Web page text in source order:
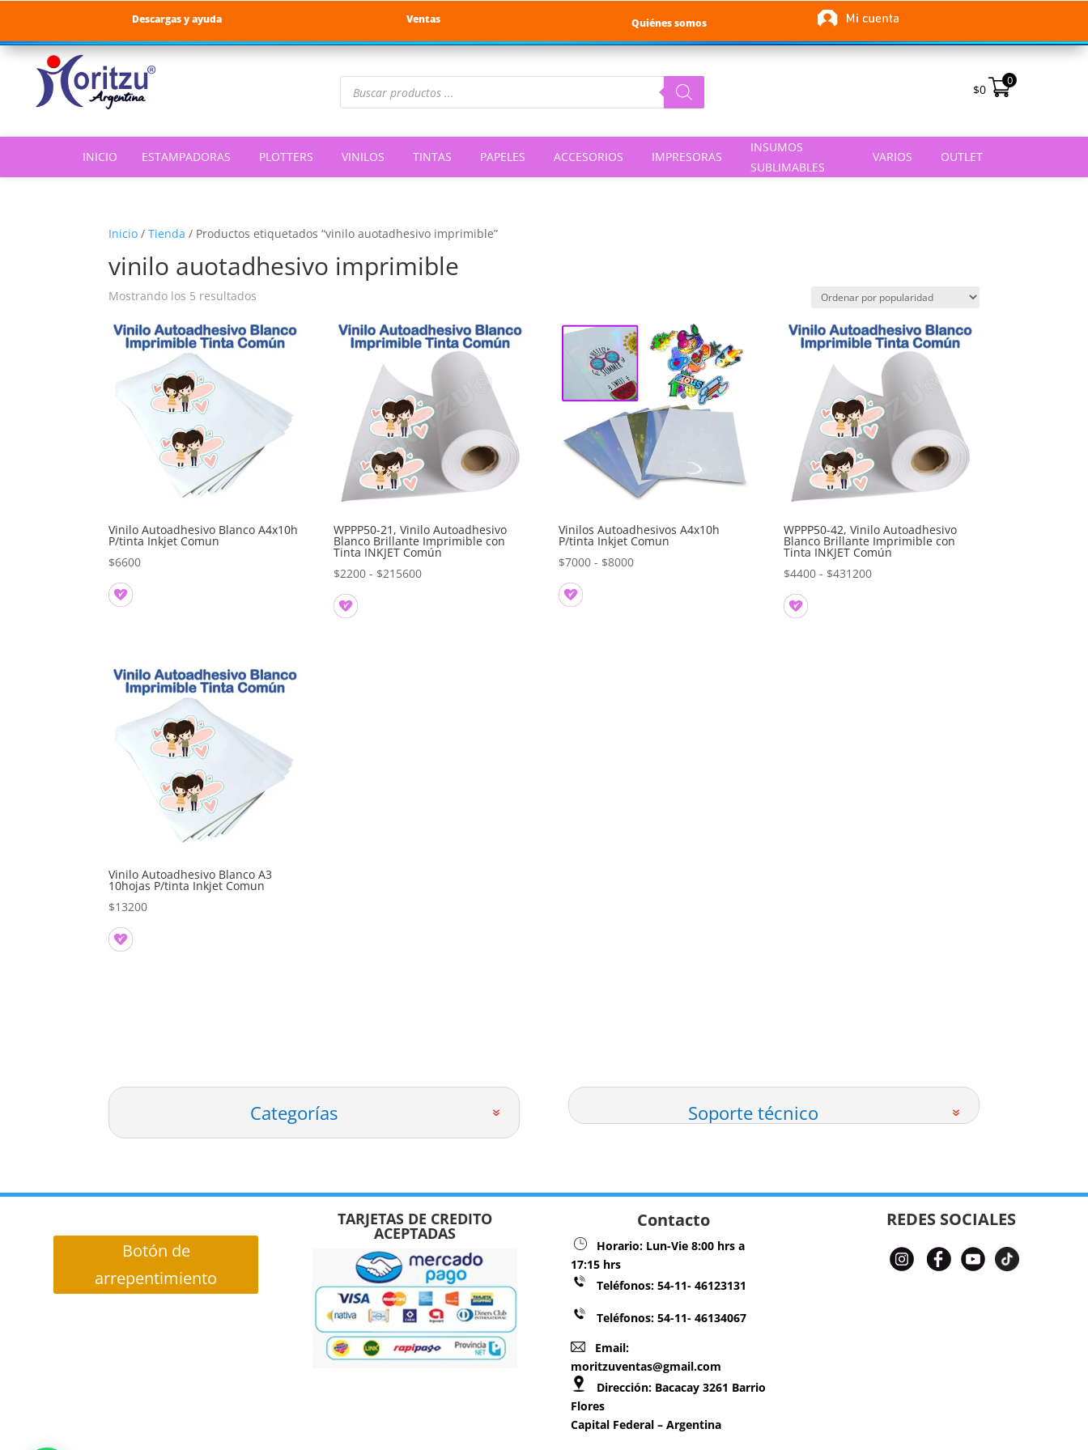
Descargas y ayuda Ventas Quiénes somos
Búsqueda
productos
$0
0
INICIO ESTAMPADORAS PLOTTERS VINILOS TINTAS PAPELES ACCESORIOS IMPRESORAS
INSUMOS
SUBLIMABLES
VARIOS OUTLET
Inicio /Tienda / Productos etiquetados “vinilo auotadhesivo imprimible”
vinilo auotadhesivo imprimible
Mostrando los 5 resultados
popularidad
Vinilo Autoadhesivo Blanco A4x10h
P/tinta Inkjet Comun
$6600
WPPP50-21, Vinilo Autoadhesivo
Blanco Brillante Imprimible con
Tinta INKJET Común
$2200 - $215600Rango
Vinilos Autoadhesivos A4x10h
P/tinta Inkjet Comun
$7000 - $8000Rango
WPPP50-42, Vinilo Autoadhesivo
Blanco Brillante Imprimible con
Tinta INKJET Común
$4400 - $431200Rango
Vinilo Autoadhesivo Blanco A3
10hojas P/tinta Inkjet Comun
$13200
Categorías Soporte técnico
Botón de
arrepentimiento
TARJETAS DE CREDITO
ACEPTADAS
Contacto
Horario: Lun-Vie 8:00 hrs a
17:15 hrs
Teléfonos:54-11- 46123131
Teléfonos: 54-11- 46134067
Email:
moritzuventas@gmail.com
Dirección: Bacacay 3261 Barrio
Flores
Capital Federal – Argentina
REDES SOCIALES